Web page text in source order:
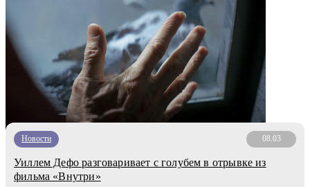
Новости 08.03
Уиллем Дефо разговаривает с голубем в отрывке из
фильма «Внутри»